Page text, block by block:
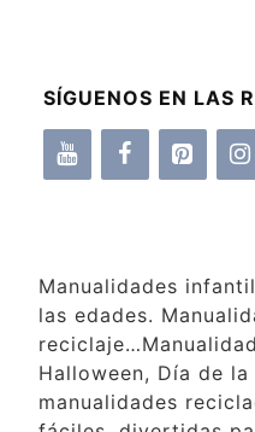
SÍGUENOS EN LAS
Manualidades
las edades.
Halloween, Día de
manualidades